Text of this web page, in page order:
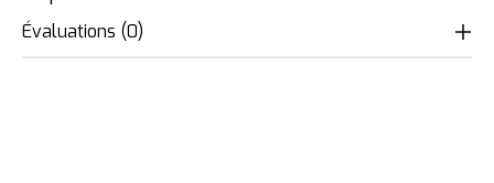
Évaluations (0)